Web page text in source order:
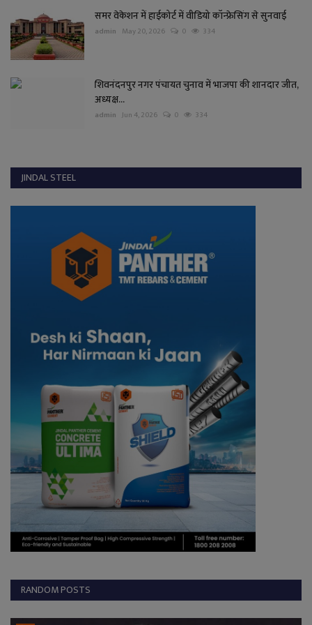
समर वेकेशन में हाईकोर्ट में वीडियो कॉन्फ्रेसिंग से सुनवाई
admin May 20, 2026 0 334
शिवनंदनपुर नगर पंचायत चुनाव में भाजपा की शानदार जीत,
अध्यक्ष...
admin Jun 4, 2026 0 334
JINDAL STEEL
RANDOM POSTS